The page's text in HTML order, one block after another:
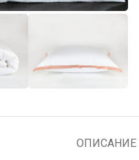
ОПИСАНИЕ